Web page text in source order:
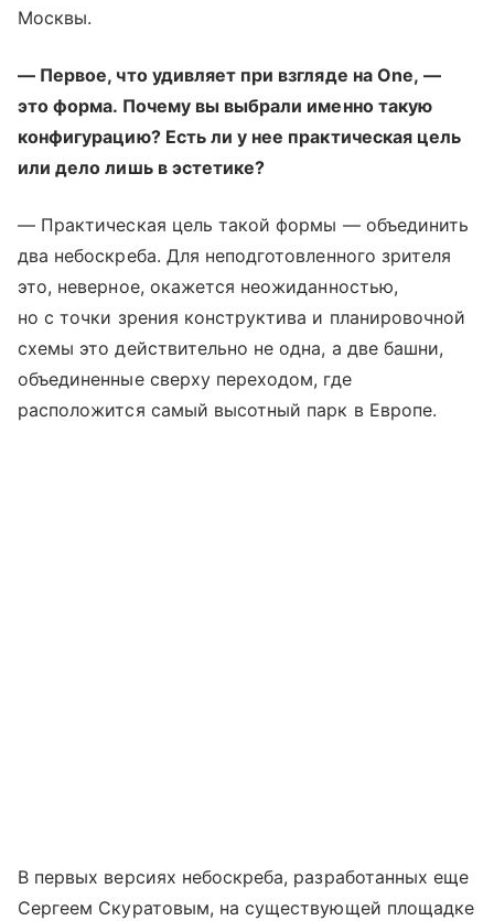
Москвы.
— Первое, что удивляет при взгляде на One, —
это форма. Почему вы выбрали именно такую
конфигурацию? Есть ли у нее практическая цель
или дело лишь в эстетике?
— Практическая цель такой формы — объединить
два небоскреба. Для неподготовленного зрителя
это, неверное, окажется неожиданностью,
но с точки зрения конструктива и планировочной
схемы это действительно не одна, а две башни,
объединенные сверху переходом, где
расположится самый высотный парк в Европе.
В первых версиях небоскреба, разработанных еще
Сергеем Скуратовым, на существующей площадке